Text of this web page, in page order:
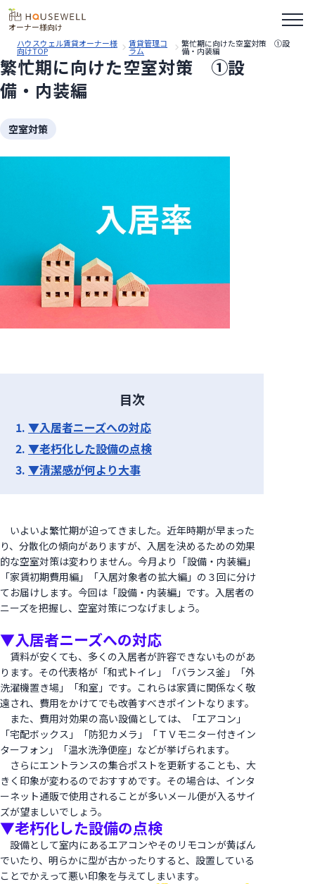
オーナー様向け
ハウスウェル賃貸オーナー様
向けTOP
賃貸管理コ
ラム
繁忙期に向けた空室対策 ①設
備・内装編
繁忙期に向けた空室対策 ①設
備・内装編
空室対策
目次
▼入居者ニーズへの対応
▼老朽化した設備の点検
▼清潔感が何より大事
いよいよ繁忙期が迫ってきました。近年時期が早まった
り、分散化の傾向がありますが、入居を決めるための効果
的な空室対策は変わりません。今月より「設備・内装編」
「家賃初期費用編」「入居対象者の拡大編」の３回に分け
てお届けします。今回は「設備・内装編」です。入居者の
ニーズを把握し、空室対策につなげましょう。
▼入居者ニーズへの対応
賃料が安くても、多くの入居者が許容できないものがあ
ります。その代表格が「和式トイレ」「バランス釜」「外
洗濯機置き場」「和室」です。これらは家賃に関係なく敬
遠され、費用をかけてでも改善すべきポイントなります。
また、費用対効果の高い設備としては、「エアコン」
「宅配ボックス」「防犯カメラ」「ＴＶモニター付きイン
ターフォン」「温水洗浄便座」などが挙げられます。
さらにエントランスの集合ポストを更新することも、大
きく印象が変わるのでおすすめです。その場合は、インタ
ーネット通販で使用されることが多いメール便が入るサイ
ズが望ましいでしょう。
▼老朽化した設備の点検
設備として室内にあるエアコンやそのリモコンが黄ばん
でいたり、明らかに型が古かったりすると、設置している
ことでかえって悪い印象を与えてしまいます。